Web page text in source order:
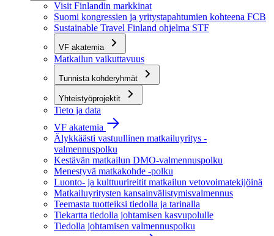
Visit Finlandin markkinat
Suomi kongressien ja yritystapahtumien kohteena FCB
Sustainable Travel Finland ohjelma STF
VF akatemia
Matkailun vaikuttavuus
Tunnista kohderyhmät
Yhteistyöprojektit
Tieto ja data
VF akatemia
Älykkäästi vastuullinen matkailuyritys -
valmennuspolku
Kestävän matkailun DMO-valmennuspolku
Menestyvä matkakohde -polku
Luonto- ja kulttuurireitit matkailun vetovoimatekijöinä
Matkailuyritysten kansainvälistymisvalmennus
Teemasta tuotteiksi tiedolla ja tarinalla
Tiekartta tiedolla johtamisen kasvupolulle
Tiedolla johtamisen valmennuspolku